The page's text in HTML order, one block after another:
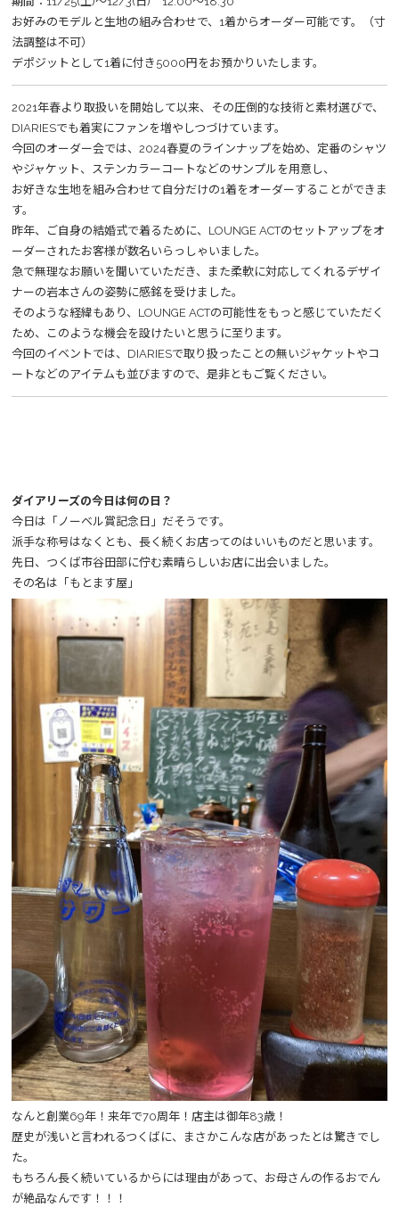
お好みのモデルと生地の組み合わせで、1着からオーダー可能です。（寸
法調整は不可）
デポジットとして1着に付き5000円をお預かりいたします。
2021年春より取扱いを開始して以来、その圧倒的な技術と素材選びで、
DIARIESでも着実にファンを増やしつづけています。
今回のオーダー会では、2024春夏のラインナップを始め、定番のシャツ
やジャケット、ステンカラーコートなどのサンプルを用意し、
お好きな生地を組み合わせて自分だけの1着をオーダーすることができま
す。
昨年、ご自身の結婚式で着るために、LOUNGE ACTのセットアップをオ
ーダーされたお客様が数名いらっしゃいました。
急で無理なお願いを聞いていただき、また柔軟に対応してくれるデザイ
ナーの岩本さんの姿勢に感銘を受けました。
そのような経緯もあり、LOUNGE ACTの可能性をもっと感じていただく
ため、このような機会を設けたいと思うに至ります。
今回のイベントでは、DIARIESで取り扱ったことの無いジャケットやコ
ートなどのアイテムも並びますので、是非ともご覧ください。
ダイアリーズの今日は何の日？
今日は「ノーベル賞記念日」だそうです。
派手な称号はなくとも、長く続くお店ってのはいいものだと思います。
先日、つくば市谷田部に佇む素晴らしいお店に出会いました。
その名は「もとます屋」
なんと創業69年！来年で70周年！店主は御年83歳！
歴史が浅いと言われるつくばに、まさかこんな店があったとは驚きでし
た。
もちろん長く続いているからには理由があって、お母さんの作るおでん
が絶品なんです！！！